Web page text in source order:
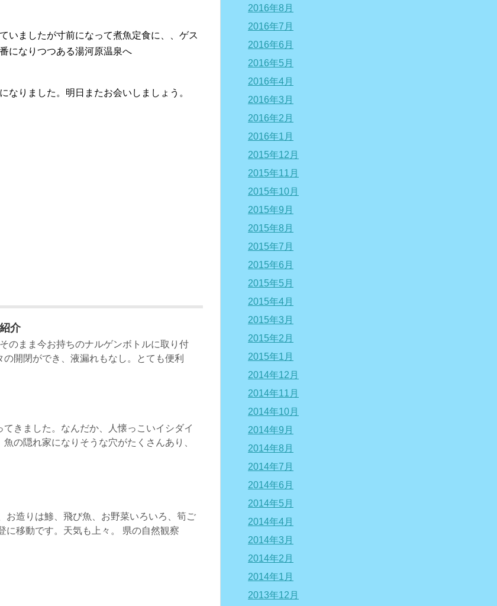
いましたが寸前になって煮魚定食に、、ゲス
になりつつある湯河原温泉へ
なりました。明日またお会いしましょう。
介
のまま今お持ちのナルゲンボトルに取り付
開閉ができ、液漏れもなし。とても便利
きました。なんだか、人懐っこいイシダイ
の隠れ家になりそうな穴がたくさんあり、
お造りは鯵、飛び魚、お野菜いろいろ、筍ご
に移動です。天気も上々。 県の自然観察
2016年8月
2016年7月
2016年6月
2016年5月
2016年4月
2016年3月
2016年2月
2016年1月
2015年12月
2015年11月
2015年10月
2015年9月
2015年8月
2015年7月
2015年6月
2015年5月
2015年4月
2015年3月
2015年2月
2015年1月
2014年12月
2014年11月
2014年10月
2014年9月
2014年8月
2014年7月
2014年6月
2014年5月
2014年4月
2014年3月
2014年2月
2014年1月
2013年12月